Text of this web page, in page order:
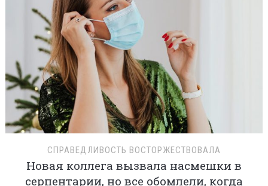
СПРАВЕДЛИВОСТЬ ВОСТОРЖЕСТВОВАЛА
Новая коллега вызвала насмешки в
серпентарии, но все обомлели, когда